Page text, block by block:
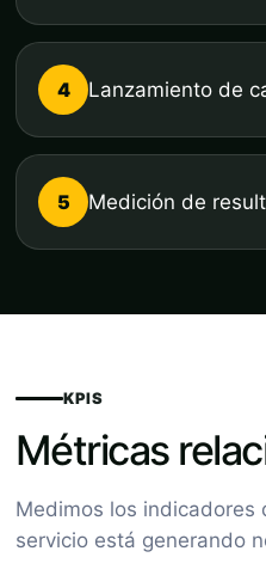
4 Lanzamiento de
5 Medición de
KPIS
Métricas
Medimos los indicadores
servicio está generando